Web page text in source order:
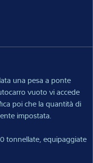
una pesa a ponte
vuoto vi accede
poi che la quantità di
impostata.
tonnellate, equipaggiate